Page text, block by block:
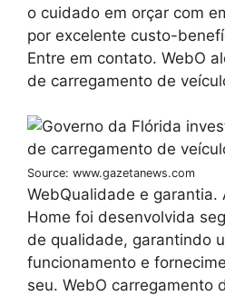
o cuidado em orçar com
por excelente custo-
Entre em contato. WebO
de carregamento de
Source: www.gazetanews.com
WebQualidade e garantia.
Home foi desenvolvida
de qualidade, garantindo
funcionamento e
seu. WebO carregamento